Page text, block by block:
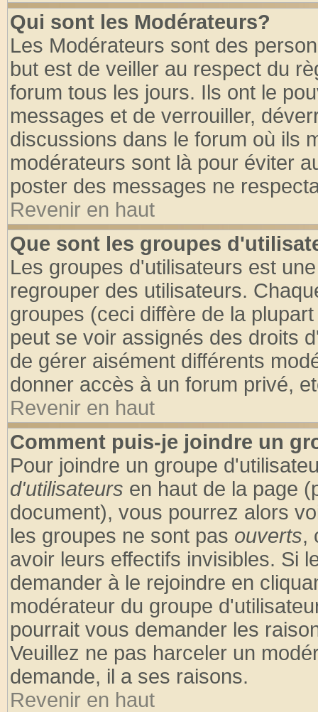
Qui sont les Modérateurs?
Les Modérateurs sont des
but est de veiller au respect du
forum tous les jours. Ils ont le
messages et de verrouiller,
discussions dans le forum où ils
modérateurs sont là pour éviter
poster des messages ne
Revenir en haut
Que sont les groupes
Les groupes d'utilisateurs est
regrouper des utilisateurs.
groupes (ceci diffère de la
peut se voir assignés des droits
de gérer aisément différents
donner accès à un forum privé,
Revenir en haut
Comment puis-je joindre un
Pour joindre un groupe
d'utilisateurs en haut de la page
document), vous pourrez alors
les groupes ne sont pas ouverts,
avoir leurs effectifs invisibles. Si
demander à le rejoindre en
modérateur du groupe
pourrait vous demander les
Veuillez ne pas harceler un
demande, il a ses raisons.
Revenir en haut